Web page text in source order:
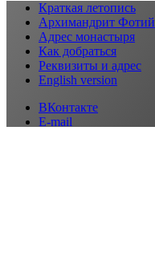
Краткая летопись
Архимандрит Фотий
Адрес монастыря
Как добраться
Реквизиты и адрес
English version
ВКонтакте
E-mail